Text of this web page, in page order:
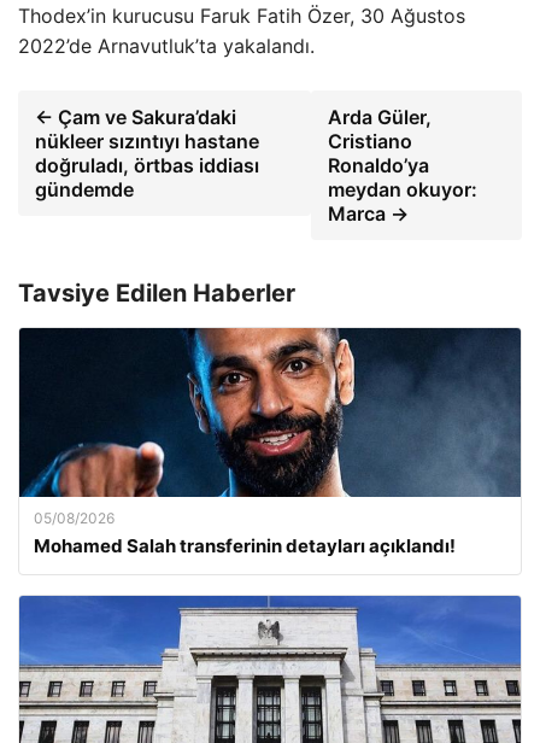
Thodex’in kurucusu Faruk Fatih Özer, 30 Ağustos
2022’de Arnavutluk’ta yakalandı.
← Çam ve Sakura’daki
nükleer sızıntıyı hastane
doğruladı, örtbas iddiası
gündemde
Arda Güler,
Cristiano
Ronaldo’ya
meydan okuyor:
Marca →
Tavsiye Edilen Haberler
05/08/2026
Mohamed Salah transferinin detayları açıklandı!